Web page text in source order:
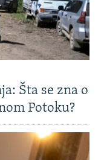
Šta se zna o
Potoku?